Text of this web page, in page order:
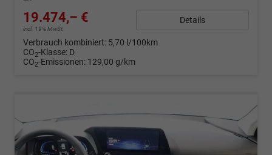
19.474,– €
incl. 19% MwSt.
Details
Verbrauch kombiniert: 5,70 l/100km
CO2-Klasse: D
CO2-Emissionen: 129,00 g/km